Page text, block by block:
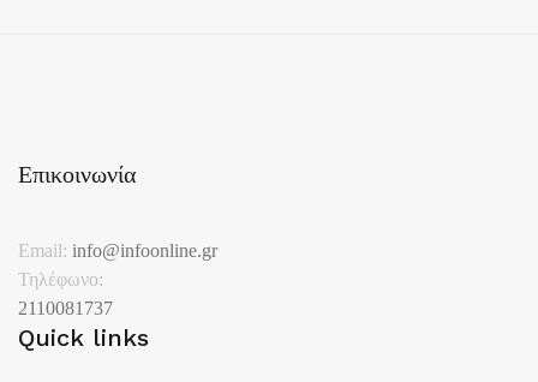
Επικοινωνία
Email: info@infoonline.gr
Τηλέφωνο:
2110081737
Quick links